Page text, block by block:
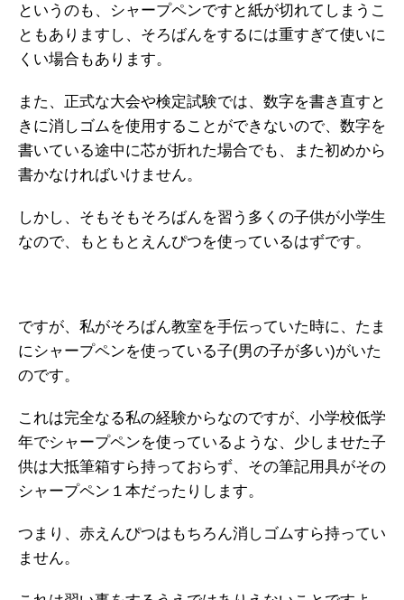
というのも、シャープペンですと紙が切れてしまうこ
ともありますし、そろばんをするには重すぎて使いに
くい場合もあります。
また、正式な大会や検定試験では、数字を書き直すと
きに消しゴムを使用することができないので、数字を
書いている途中に芯が折れた場合でも、また初めから
書かなければいけません。
しかし、そもそもそろばんを習う多くの子供が小学生
なので、もともとえんぴつを使っているはずです。
ですが、私がそろばん教室を手伝っていた時に、たま
にシャープペンを使っている子(男の子が多い)がいた
のです。
これは完全なる私の経験からなのですが、小学校低学
年でシャープペンを使っているような、少しませた子
供は大抵筆箱すら持っておらず、その筆記用具がその
シャープペン１本だったりします。
つまり、赤えんぴつはもちろん消しゴムすら持ってい
ません。